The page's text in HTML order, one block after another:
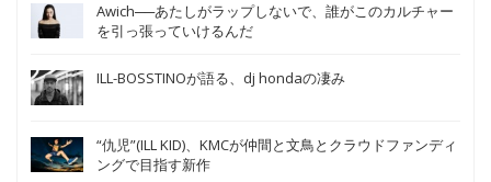
Awich──あたしがラップしないで、誰がこのカルチャー
を引っ張っていけるんだ
ILL-BOSSTINOが語る、dj hondaの凄み
“仇児”(ILL KID)、KMCが仲間と文鳥とクラウドファンディ
ングで目指す新作